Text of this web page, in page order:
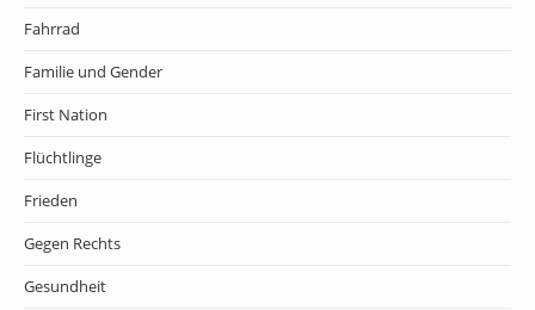
Fahrrad
Familie und Gender
First Nation
Flüchtlinge
Frieden
Gegen Rechts
Gesundheit